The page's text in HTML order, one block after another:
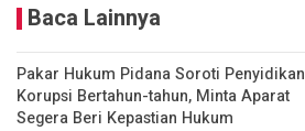
Baca Lainnya
Pakar Hukum Pidana Soroti Penyidikan
Korupsi Bertahun-tahun, Minta Aparat
Segera Beri Kepastian Hukum